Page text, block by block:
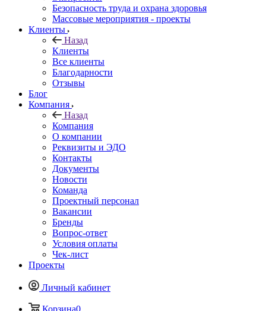
Безопасность труда и охрана здоровья
Массовые мероприятия - проекты
Клиенты
Назад
Клиенты
Все клиенты
Благодарности
Отзывы
Блог
Компания
Назад
Компания
О компании
Реквизиты и ЭДО
Контакты
Документы
Новости
Команда
Проектный персонал
Вакансии
Бренды
Вопрос-ответ
Условия оплаты
Чек-лист
Проекты
Личный кабинет
Корзина0